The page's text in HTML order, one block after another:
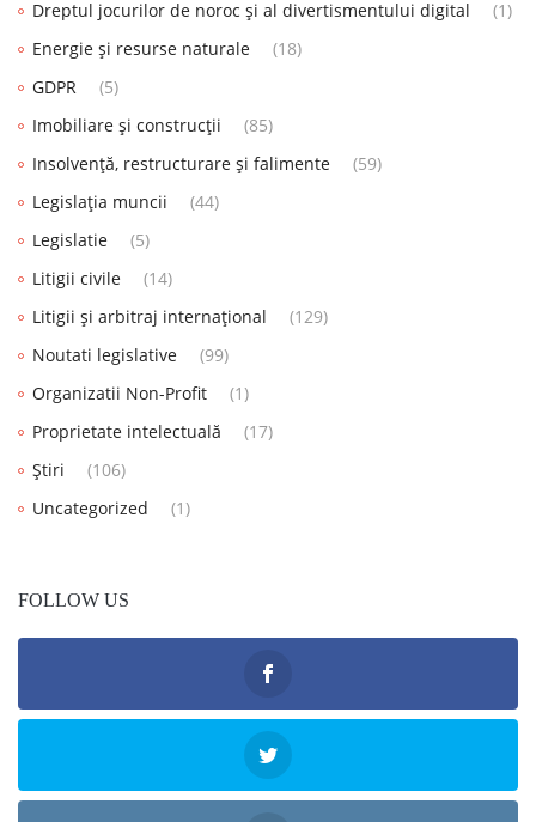
Dreptul jocurilor de noroc și al divertismentului digital
(1)
Energie și resurse naturale
(18)
GDPR
(5)
Imobiliare și construcții
(85)
Insolvență, restructurare și falimente
(59)
Legislația muncii
(44)
Legislatie
(5)
Litigii civile
(14)
Litigii și arbitraj internațional
(129)
Noutati legislative
(99)
Organizatii Non-Profit
(1)
Proprietate intelectuală
(17)
Știri
(106)
Uncategorized
(1)
FOLLOW US